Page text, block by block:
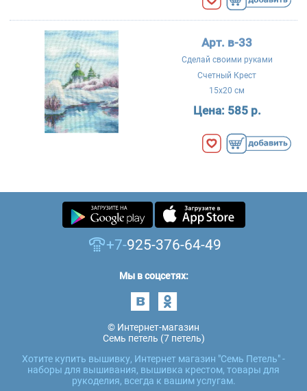
Арт. в-33
Сделай своими руками
Счетный Крест
15x20 см
Цена: 585 р.
+7-925-376-64-49
Мы в соцсетях:
© Интернет-магазин
Семь петель (7 петель)
Хотите купить вышивку, Интернет магазин "Семь Петель" -
наборы для вышивания, вышивка крестом, товары для
рукоделия, всегда к вашим услугам.